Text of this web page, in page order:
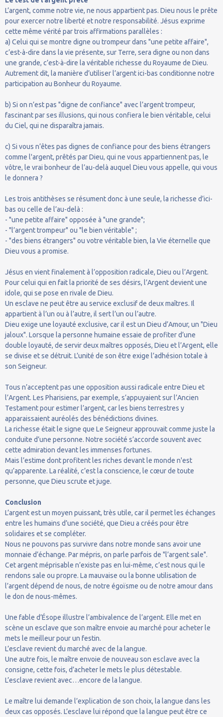
L’argent, comme notre vie, ne nous appartient pas. Dieu nous le prête
pour exercer notre liberté et notre responsabilité. Jésus exprime
cette même vérité par trois affirmations parallèles :
a) Celui qui se montre digne ou trompeur dans "une petite affaire",
c’est-à-dire dans la vie présente, sur Terre, sera digne ou non dans
une grande, c’est-à-dire la véritable richesse du Royaume de Dieu.
Autrement dit, la manière d’utiliser l’argent ici-bas conditionne notre
participation au Bonheur du Royaume.
b) Si on n’est pas "digne de confiance" avec l’argent trompeur,
fascinant par ses illusions, qui nous confiera le bien véritable, celui
du Ciel, qui ne disparaîtra jamais.
c) Si vous n’êtes pas dignes de confiance pour des biens étrangers
comme l'argent, prêtés par Dieu, qui ne vous appartiennent pas, le
vôtre, le vrai bonheur de l’au-delà auquel Dieu vous appelle, qui vous
le donnera ?
Les trois antithèses se résument donc à une seule, la richesse d’ici-
bas ou celle de l’au-delà :
- "une petite affaire" opposée à "une grande";
- "l’argent trompeur" ou "le bien véritable" ;
- "des biens étrangers" ou votre véritable bien, la Vie éternelle que
Dieu vous a promise.
Jésus en vient finalement à l’opposition radicale, Dieu ou l’Argent.
Pour celui qui en fait la priorité de ses désirs, l’Argent devient une
idole, qui se pose en rivale de Dieu.
Un esclave ne peut être au service exclusif de deux maîtres. Il
appartient à l’un ou à l’autre, il sert l’un ou l’autre.
Dieu exige une loyauté exclusive, car il est un Dieu d’Amour, un "Dieu
jaloux". Lorsque la personne humaine essaie de profiter d’une
double loyauté, de servir deux maîtres opposés, Dieu et l’Argent, elle
se divise et se détruit. L’unité de son être exige l’adhésion totale à
son Seigneur.
Tous n’acceptent pas une opposition aussi radicale entre Dieu et
l’Argent. Les Pharisiens, par exemple, s’appuyaient sur l’Ancien
Testament pour estimer l’argent, car les biens terrestres y
apparaissaient auréolés des bénédictions divines.
La richesse était le signe que Le Seigneur approuvait comme juste la
conduite d’une personne. Notre société s’accorde souvent avec
cette admiration devant les immenses fortunes.
Mais l’estime dont profitent les riches devant le monde n'est
qu’apparente. La réalité, c’est la conscience, le cœur de toute
personne, que Dieu scrute et juge.
Conclusion
L’argent est un moyen puissant, très utile, car il permet les échanges
entre les humains d’une société, que Dieu a créés pour être
solidaires et se compléter.
Nous ne pouvons pas survivre dans notre monde sans avoir une
monnaie d’échange. Par mépris, on parle parfois de "l’argent sale".
Cet argent méprisable n’existe pas en lui-même, c’est nous qui le
rendons sale ou propre. La mauvaise ou la bonne utilisation de
l’argent dépend de nous, de notre égoïsme ou de notre amour dans
le don de nous-mêmes.
Une fable d’Ésope illustre l’ambivalence de l’argent. Elle met en
scène un esclave que son maître envoie au marché pour acheter le
mets le meilleur pour un festin.
L’esclave revient du marché avec de la langue.
Une autre fois, le maître envoie de nouveau son esclave avec la
consigne, cette fois, d’acheter le mets le plus détestable.
L’esclave revient avec…encore de la langue.
Le maître lui demande l’explication de son choix, la langue dans les
deux cas opposés. L’esclave lui répond que la langue peut être ce